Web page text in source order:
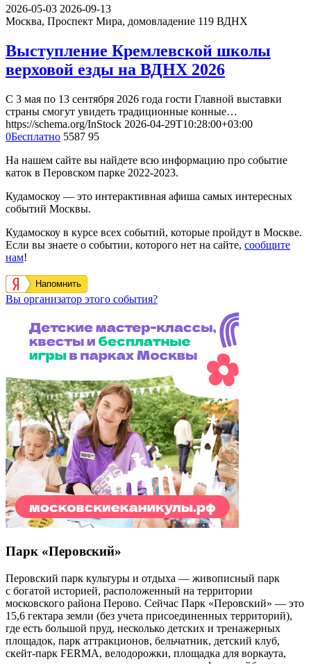
2026-05-03 2026-09-13
Москва, Проспект Мира, домовладение 119 ВДНХ
Выступление Кремлевской школы
верховой езды на ВДНХ 2026
С 3 мая по 13 сентября 2026 года гости Главной выставки
страны смогут увидеть традиционные конные…
https://schema.org/InStock 2026-04-29T10:28:00+03:00
0Бесплатно 5587 95
На нашем сайте вы найдете всю информацию про событие
каток в Перовском парке 2022-2023.
Кудамоскоу — это интерактивная афиша самых интересных
событий Москвы.
Кудамоскоу в курсе всех событий, которые пройдут в Москве.
Если вы знаете о событии, которого нет на сайте, сообщите
нам!
Напомнить
Вы организатор этого события?
Парк «Перовский»
Перовский парк культуры и отдыха — живописный парк
с богатой историей, расположенный на территории
московского района Перово. Сейчас Парк «Перовский» — это
15,6 гектара земли (без учета присоединенных территорий),
где есть большой пруд, несколько детских и тренажерных
площадок, парк аттракционов, бельчатник, детский клуб,
скейт-парк FERMA, велодорожки, площадка для воркаута,